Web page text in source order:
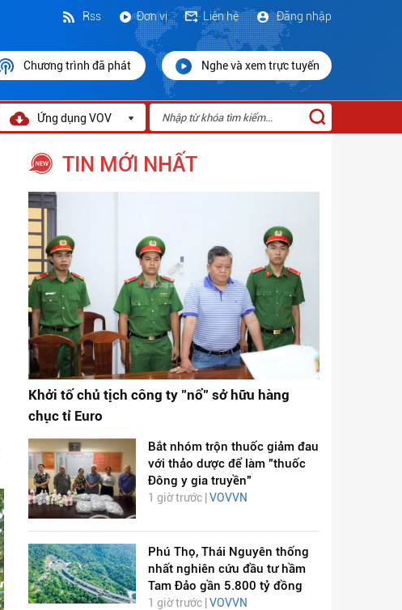
Đăng nhập
Liên hệ
Đơn vị
Rss
Chương trình đã phát Nghe và xem trực tuyến
Ứng dụng VOV
TIN MỚI NHẤT
Khởi tố chủ tịch công ty "nổ" sở hữu hàng
chục tỉ Euro
Bắt nhóm trộn thuốc giảm đau
với thảo dược để làm "thuốc
Đông y gia truyền"
1 giờ trước | VOVVN
Phú Thọ, Thái Nguyên thống
nhất nghiên cứu đầu tư hầm
Tam Đảo gần 5.800 tỷ đồng
1 giờ trước | VOVVN